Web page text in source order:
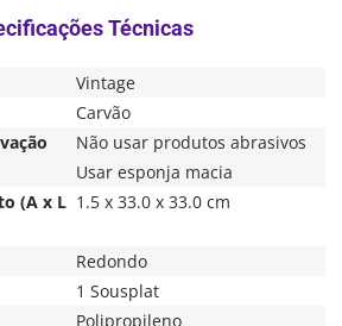
Vintage
Carvão
Não usar produtos abrasivos
Usar esponja macia
(A x L 1.5 x 33.0 x 33.0 cm
Redondo
1 Sousplat
Polipropileno